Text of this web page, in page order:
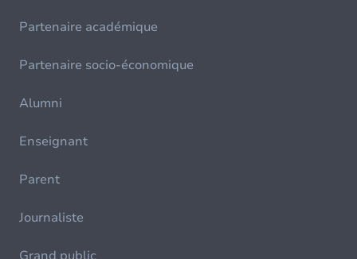
Partenaire académique
Partenaire socio-économique
Alumni
Enseignant
Parent
Journaliste